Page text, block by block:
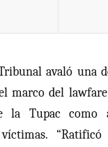
avaló una
marco del
la Tupac como